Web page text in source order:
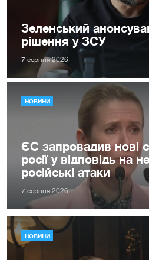
Зеленський
рішення у ЗСУ
7 серпня 2026
НОВИНИ
ЄС запровадив нові
росії у відповідь на
російські атаки
7 серпня 2026
НОВИНИ